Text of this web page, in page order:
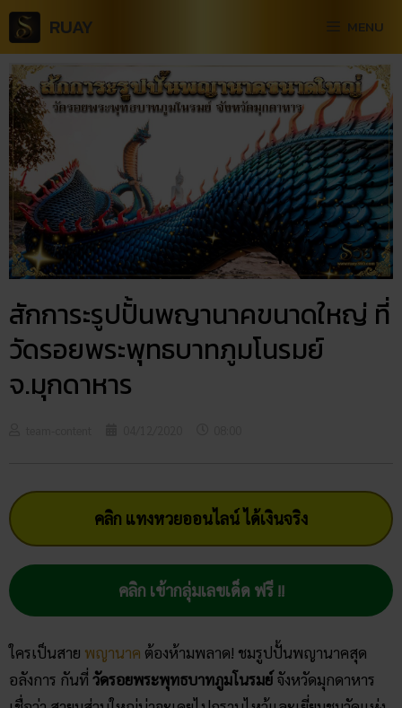
RUAY MENU
สักการะรูปปั้นพญานาคขนาดใหญ่ ที่
วัดรอยพระพุทธบาทภูมโนรมย์
จ.มุกดาหาร
คลิก แทงหวยออนไลน์ ได้เงินจริง
คลิก เข้ากลุ่มเลขเด็ด ฟรี !!
ใครเป็นสาย พญานาค ต้องห้ามพลาด! ชมรูปปั้นพญานาคสุด
อลังการ กันที่ วัดรอยพระพุทธบาทภูมโนรมย์ จังหวัดมุกดาหาร